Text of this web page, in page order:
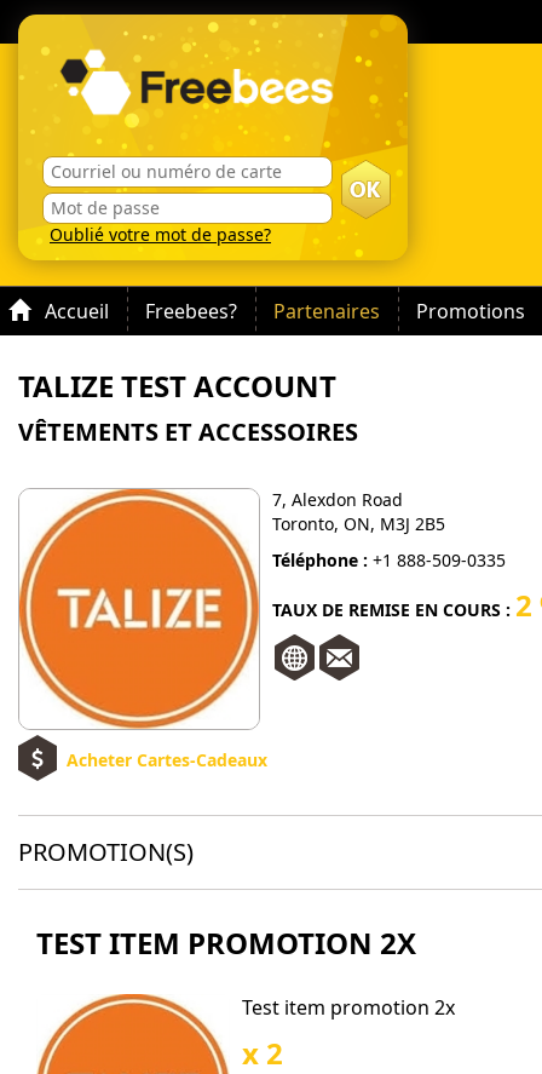
Oublié votre mot de passe?
Accueil Freebees? Partenaires Promotions
TALIZE TEST ACCOUNT
VÊTEMENTS ET ACCESSOIRES
7, Alexdon Road
Toronto, ON, M3J 2B5
Téléphone : +1 888-509-0335
TAUX DE REMISE EN COURS : 2
Acheter Cartes-Cadeaux
PROMOTION(S)
TEST ITEM PROMOTION 2X
Test item promotion 2x
x 2